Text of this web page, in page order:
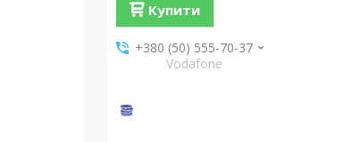
Купити
+380 (50) 555-70-37
Vodafone